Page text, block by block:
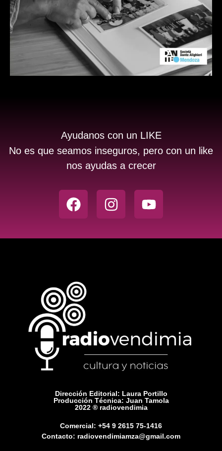
Ayudanos con un LIKE
No es que seamos inseguros, pero con un like
nos ayudas a crecer
Dirección Editorial: Laura Portillo
Producción Técnica: Juan Tamola
2022 ® radiovendimia
Comercial: +54 9 2615 75-1416
Contacto: radiovendimiamza@gmail.com